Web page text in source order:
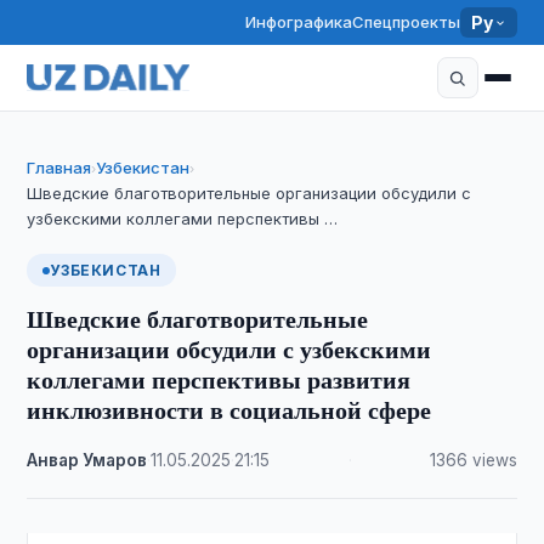
ИнфографикаСпецпроекты Ру
Главная›Узбекистан›
Шведские благотворительные организации обсудили с
узбекскими коллегами перспективы …
УЗБЕКИСТАН
Шведские благотворительные
организации обсудили с узбекскими
коллегами перспективы развития
инклюзивности в социальной сфере
Анвар Умаров ·11.05.2025 21:15 1366 views